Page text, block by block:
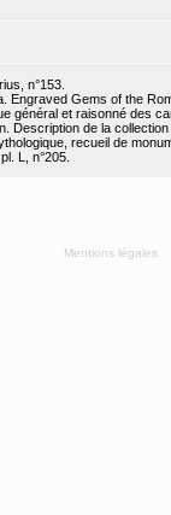
n°153.
Engraved Gems of the
général et raisonné des
Description de la
recueil de
L, n°205.
Mentions légales